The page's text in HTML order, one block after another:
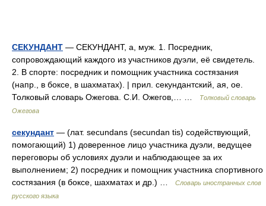
СЕКУНДАНТ — СЕКУНДАНТ, а, муж. 1. Посредник,
сопровождающий каждого из участников дуэли, её свидетель.
2. В спорте: посредник и помощник участника состязания
(напр., в боксе, в шахматах). | прил. секундантский, ая, ое.
Толковый словарь Ожегова. С.И. Ожегов,… …
Толковый словарь
Ожегова
секундант — (лат. secundans (secundan tis) содействующий,
помогающий) 1) доверенное лицо участника дуэли, ведущее
переговоры об условиях дуэли и наблюдающее за их
выполнением; 2) посредник и помощник участника спортивного
состязания (в боксе, шахматах и др.) …
Словарь иностранных слов
русского языка